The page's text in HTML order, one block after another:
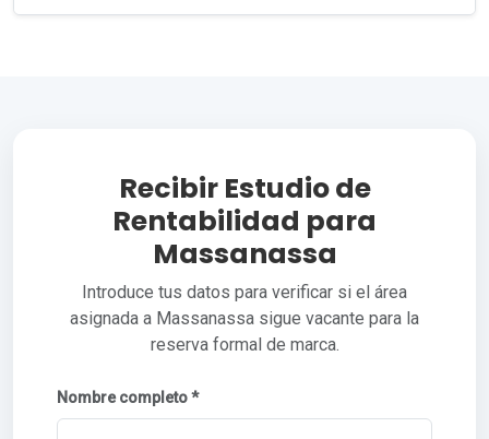
Recibir Estudio de
Rentabilidad para
Massanassa
Introduce tus datos para verificar si el área
asignada a Massanassa sigue vacante para la
reserva formal de marca.
Nombre completo *